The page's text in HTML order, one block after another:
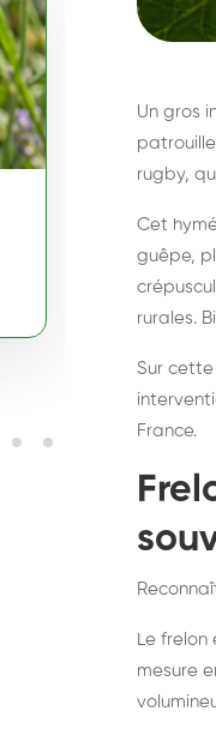
Un gros
rugby,
Cet
guêpe,
rurales.
Sur
France.
Le frelon
mesure